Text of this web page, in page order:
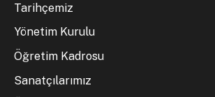
Tarihçemiz
Yönetim Kurulu
Öğretim Kadrosu
Sanatçılarımız